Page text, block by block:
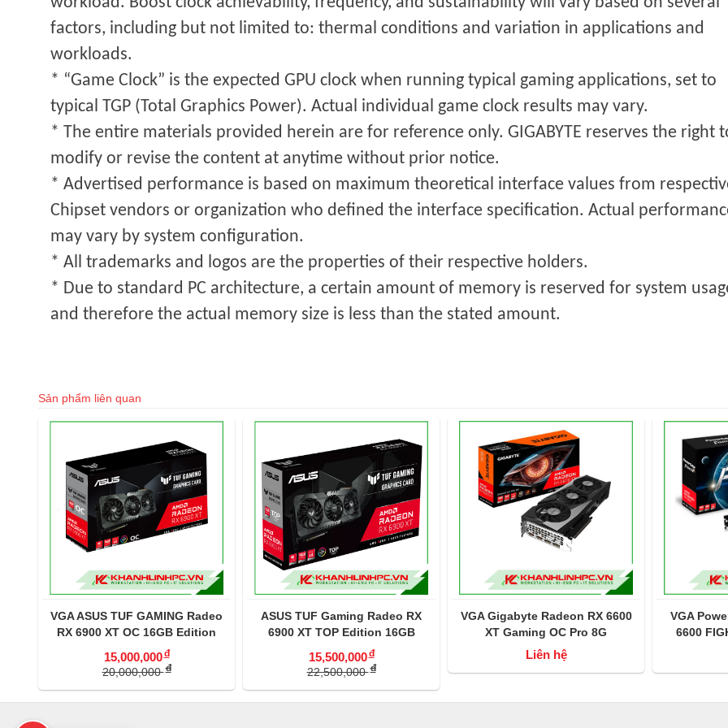
factors, including but not limited to: thermal conditions and variation in applications and
workloads.
* “Game Clock” is the expected GPU clock when running typical gaming applications, set to
typical TGP (Total Graphics Power). Actual individual game clock results may vary.
* The entire materials provided herein are for reference only. GIGABYTE reserves the right
modify or revise the content at anytime without prior notice.
* Advertised performance is based on maximum theoretical interface values from
Chipset vendors or organization who defined the interface specification. Actual
may vary by system configuration.
* All trademarks and logos are the properties of their respective holders.
* Due to standard PC architecture, a certain amount of memory is reserved for system
and therefore the actual memory size is less than the stated amount.
Sản phẩm liên quan
VGA ASUS TUF GAMING Radeo
RX 6900 XT OC 16GB Edition
15,000,000đ
20,000,000đ
ASUS TUF Gaming Radeo RX
6900 XT TOP Edition 16GB
15,500,000đ
22,500,000đ
VGA Gigabyte Radeon RX 6600
XT Gaming OC Pro 8G
Liên hệ
VGA
6600